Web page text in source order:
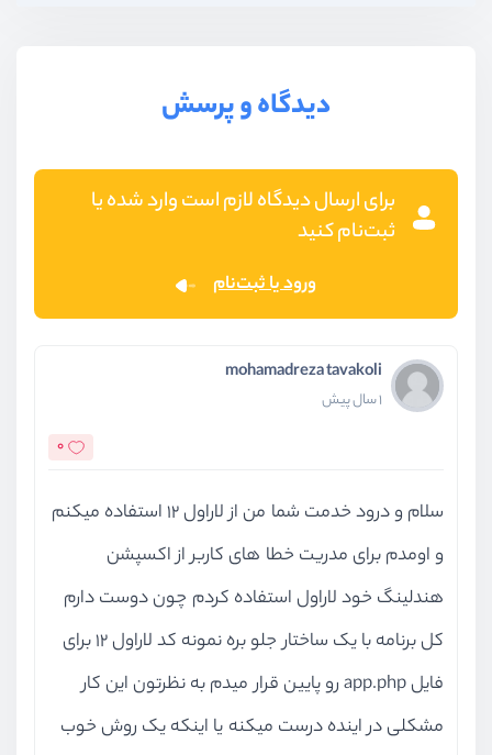
دیدگاه و پرسش
برای ارسال دیدگاه لازم است وارد شده یا
ثبت‌نام کنید
ورود یا ثبت‌نام
mohamadreza tavakoli
1 سال پیش
0
سلام و درود خدمت شما من از لاراول 12 استفاده میکنم
و اومدم برای مدریت خطا های کاربر از اکسپشن
هندلینگ خود لاراول استفاده کردم چون دوست دارم
کل برنامه با یک ساختار جلو بره نمونه کد لاراول 12 برای
فایل app.php رو پایین قرار میدم به نظرتون این کار
مشکلی در اینده درست میکنه یا اینکه یک روش خوب